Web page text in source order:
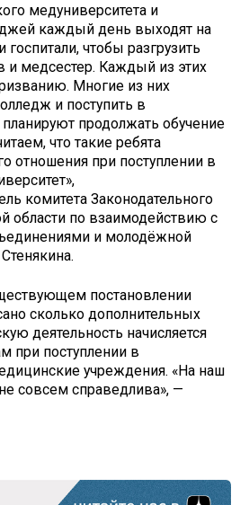
медуниверситета и
каждый день выходят на
чтобы разгрузить
и медсестер. Каждый из этих
Многие из них
и поступить в
планируют продолжать обучение
что такие ребята
отношения при поступлении в
комитета Законодательного
области по взаимодействию с
и молодёжной
постановлении
сколько дополнительных
деятельность начисляется
при поступлении в
учреждения. «На наш
совсем справедлива», —